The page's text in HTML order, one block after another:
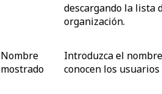
descargando la lista
organización.
Nombre
mostrado
Introduzca el
conocen los